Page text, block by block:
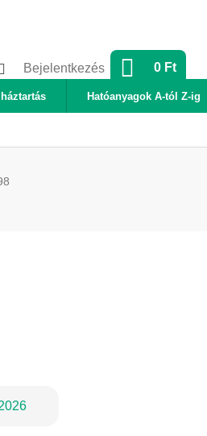
Bejelentkezés KOSÁR
0 Ft
Hatóanyagok A-tól Z-ig